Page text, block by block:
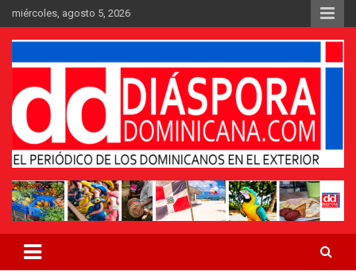
Saltar
al
contenido
miércoles, agosto 5, 2026
Periódico Diáspora Dominicana